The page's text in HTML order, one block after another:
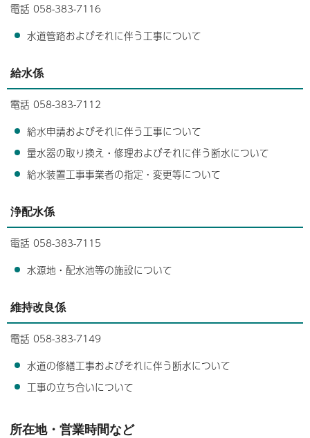
電話 058-383-7116
水道管路およびそれに伴う工事について
給水係
電話 058-383-7112
給水申請およびそれに伴う工事について
量水器の取り換え・修理およびそれに伴う断水について
給水装置工事事業者の指定・変更等について
浄配水係
電話 058-383-7115
水源地・配水池等の施設について
維持改良係
電話 058-383-7149
水道の修繕工事およびそれに伴う断水について
工事の立ち合いについて
所在地・営業時間など